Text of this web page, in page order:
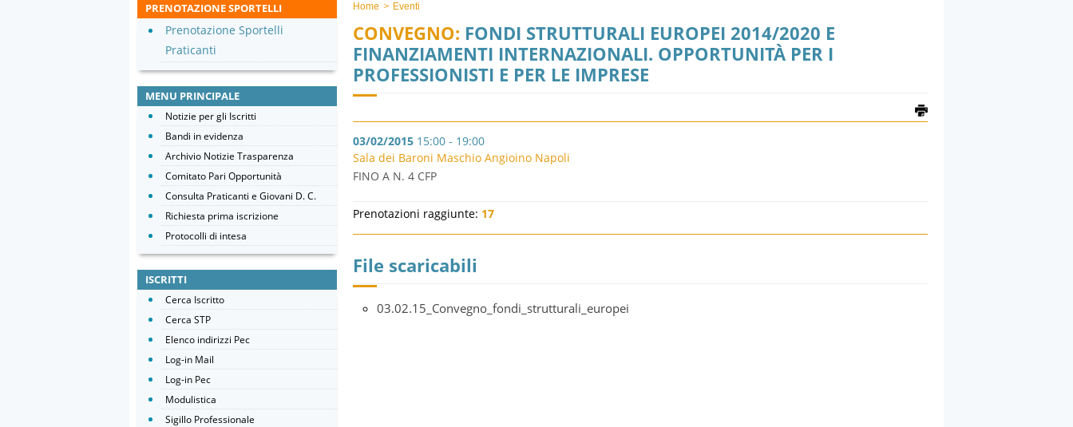
Home > Eventi
CONVEGNO: FONDI STRUTTURALI EUROPEI 2014/2020 E
FINANZIAMENTI INTERNAZIONALI. OPPORTUNITÀ PER I
PROFESSIONISTI E PER LE IMPRESE
03/02/2015 15:00 - 19:00
Sala dei Baroni Maschio Angioino Napoli
FINO A N. 4 CFP
Prenotazioni raggiunte: 17
File scaricabili
03.02.15_Convegno_fondi_strutturali_europei
PRENOTAZIONE SPORTELLI
Prenotazione Sportelli
Praticanti
MENU PRINCIPALE
Notizie per gli Iscritti
Bandi in evidenza
Archivio Notizie Trasparenza
Comitato Pari Opportunità
Consulta Praticanti e Giovani D. C.
Richiesta prima iscrizione
Protocolli di intesa
ISCRITTI
Cerca Iscritto
Cerca STP
Elenco indirizzi Pec
Log-in Mail
Log-in Pec
Modulistica
Sigillo Professionale